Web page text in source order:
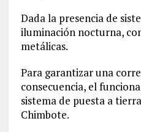
Dada la presencia de
iluminación nocturna,
metálicas.
Para garantizar una
consecuencia, el
sistema de puesta a
Chimbote.